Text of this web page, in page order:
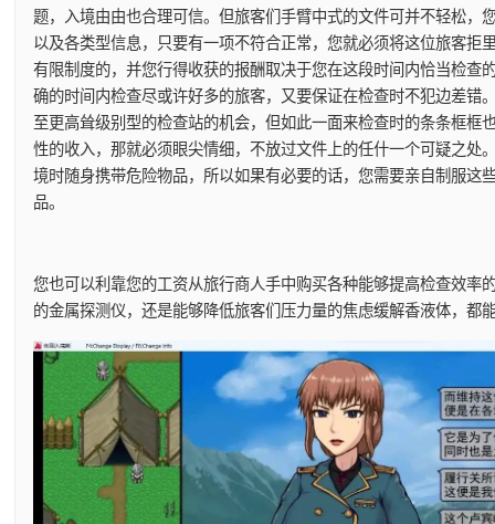
题，入境由由也合理可信。但旅客们手臂中式的文件可并不轻松，
以及各类型信息，只要有一项不符合正常，您就必须将这位旅客拒
有限制度的，并您行得收获的报酬取决于您在这段时间内恰当检查
确的时间内检查尽或许好多的旅客，又要保证在检查时不犯边差错
至更高耸级别型的检查站的机会，但如此一面来检查时的条条框框
性的收入，那就必须眼尖情细，不放过文件上的任什一个可疑之处
境时随身携带危险物品，所以如果有必要的话，您需要亲自制服这
品。
您也可以利靠您的工资从旅行商人手中购买各种能够提高检查效率
的金属探测仪，还是能够降低旅客们压力量的焦虑缓解香液体，都